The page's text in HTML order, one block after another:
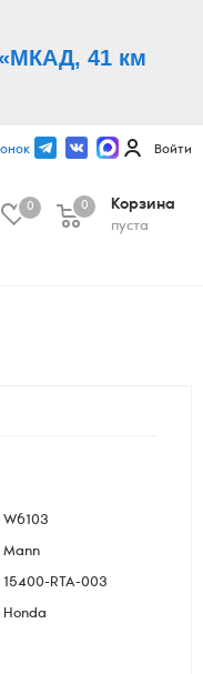
«МКАД, 41 км
Войти
0
Корзина
пуста
0
W6103
Mann
15400-RTA-003
Honda